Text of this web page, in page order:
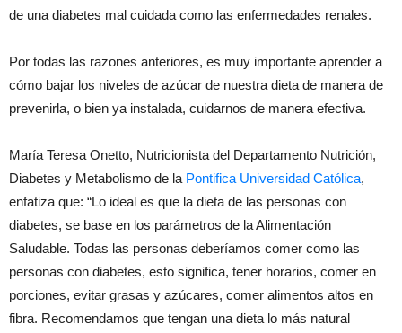
de una diabetes mal cuidada como las enfermedades renales.
Por todas las razones anteriores, es muy importante aprender a
cómo bajar los niveles de azúcar de nuestra dieta de manera de
prevenirla, o bien ya instalada, cuidarnos de manera efectiva.
María Teresa Onetto, Nutricionista del Departamento Nutrición,
Diabetes y Metabolismo de la Pontifica Universidad Católica,
enfatiza que: “Lo ideal es que la dieta de las personas con
diabetes, se base en los parámetros de la Alimentación
Saludable. Todas las personas deberíamos comer como las
personas con diabetes, esto significa, tener horarios, comer en
porciones, evitar grasas y azúcares, comer alimentos altos en
fibra. Recomendamos que tengan una dieta lo más natural